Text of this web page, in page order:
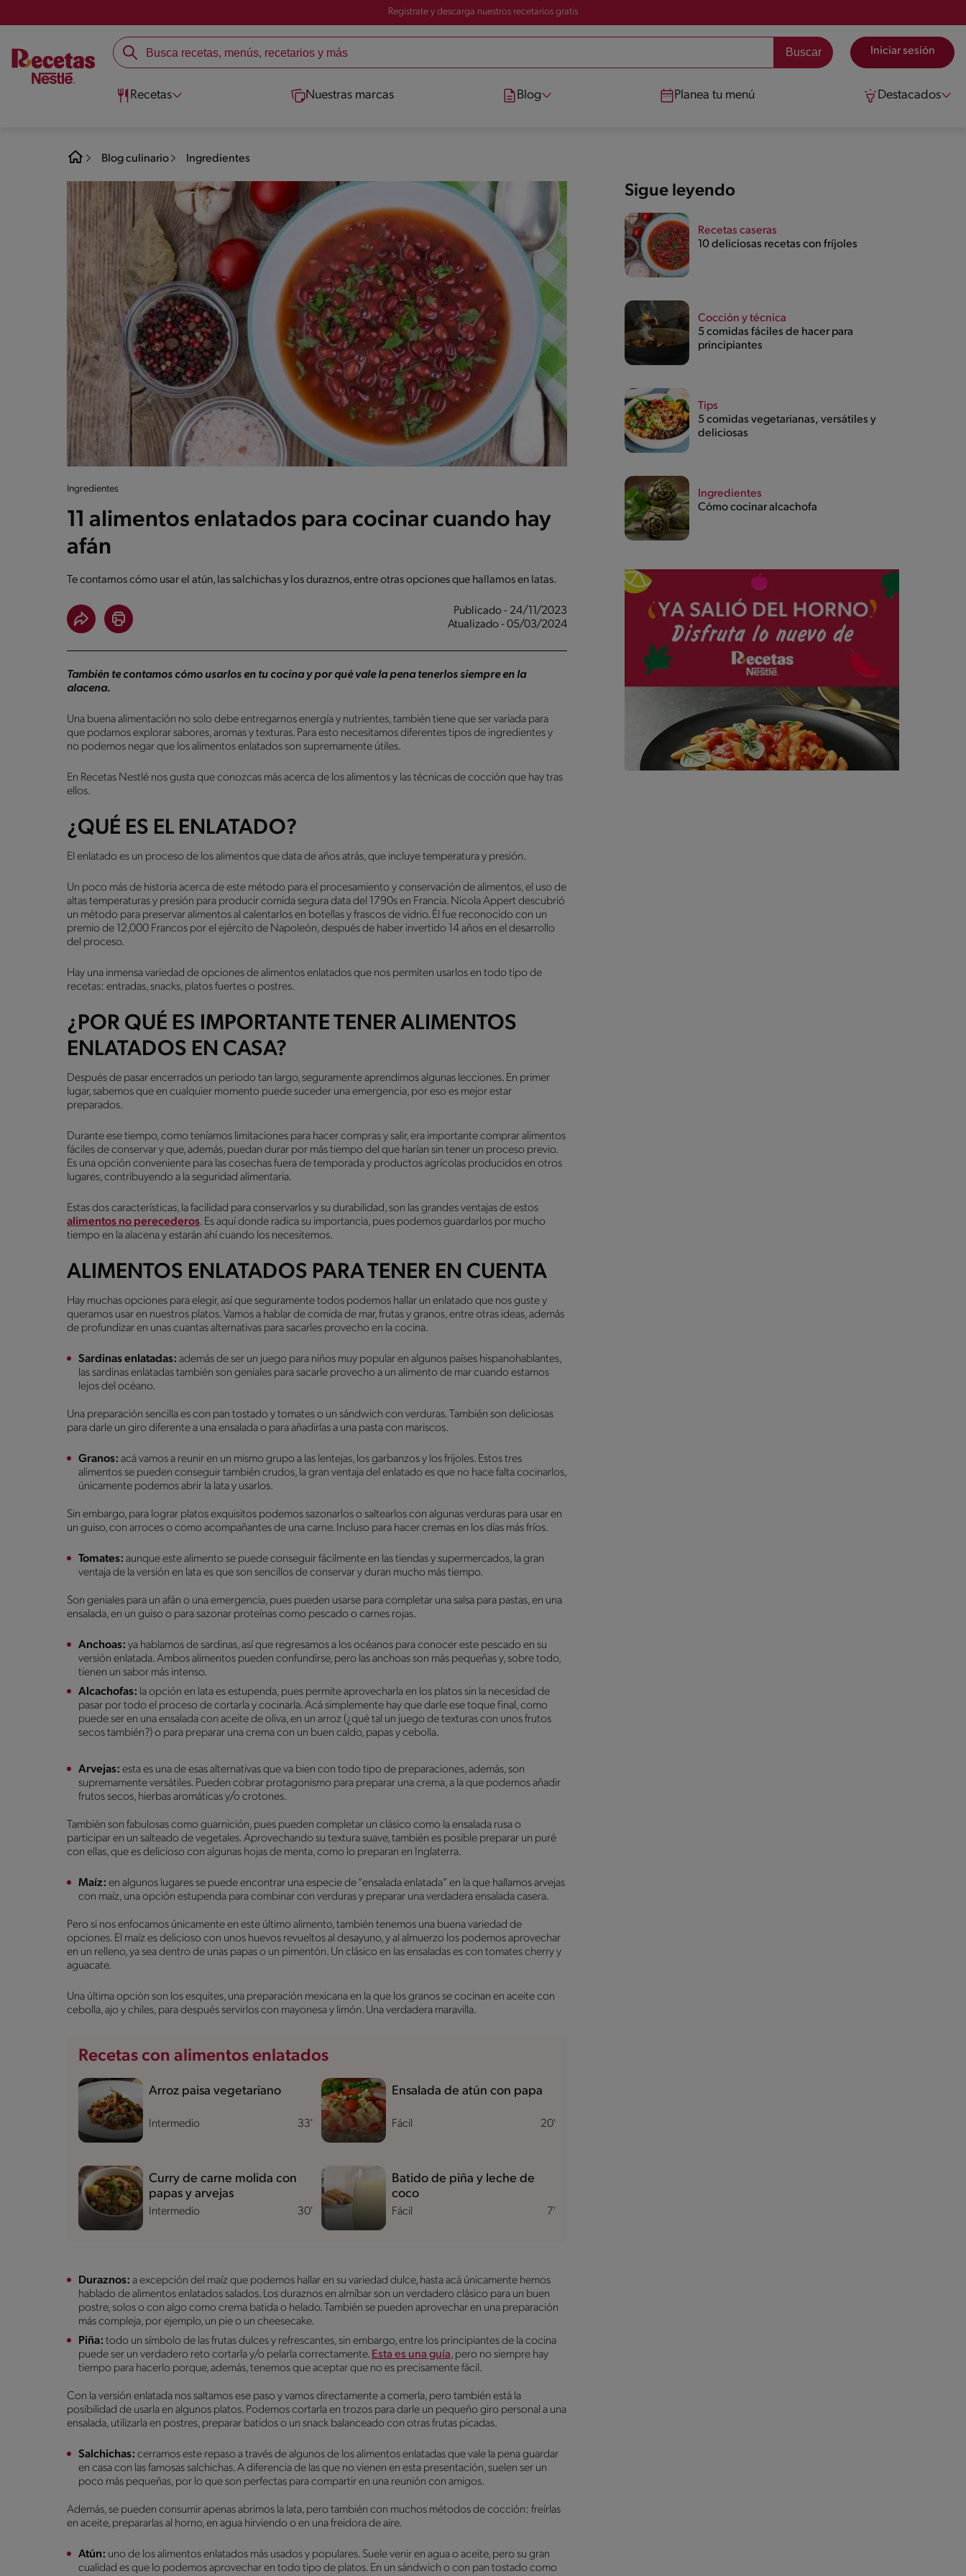
Registrate y descarga nuestros recetarios gratis
Iniciar sesión
Recetas Nuestras marcas Blog Planea tu menú Destacados
Blog culinario Ingredientes
Ingredientes
11 alimentos enlatados para cocinar cuando hay
afán
Te contamos cómo usar el atún, las salchichas y los duraznos, entre otras opciones que hallamos en latas.
Publicado - 24/11/2023
Atualizado - 05/03/2024
También te contamos cómo usarlos en tu cocina y por qué vale la pena tenerlos siempre en la
alacena.
Una buena alimentación no solo debe entregarnos energía y nutrientes, también tiene que ser variada para
que podamos explorar sabores, aromas y texturas. Para esto necesitamos diferentes tipos de ingredientes y
no podemos negar que los alimentos enlatados son supremamente útiles.
En Recetas Nestlé nos gusta que conozcas más acerca de los alimentos y las técnicas de cocción que hay tras
ellos.
¿QUÉ ES EL ENLATADO?
El enlatado es un proceso de los alimentos que data de años atrás, que incluye temperatura y presión.
Un poco más de historia acerca de este método para el procesamiento y conservación de alimentos, el uso de
altas temperaturas y presión para producir comida segura data del 1790s en Francia. Nicola Appert descubrió
un método para preservar alimentos al calentarlos en botellas y frascos de vidrio. Él fue reconocido con un
premio de 12,000 Francos por el ejército de Napoleón, después de haber invertido 14 años en el desarrollo
del proceso.
Hay una inmensa variedad de opciones de alimentos enlatados que nos permiten usarlos en todo tipo de
recetas: entradas, snacks, platos fuertes o postres.
¿POR QUÉ ES IMPORTANTE TENER ALIMENTOS
ENLATADOS EN CASA?
Después de pasar encerrados un periodo tan largo, seguramente aprendimos algunas lecciones. En primer
lugar, sabemos que en cualquier momento puede suceder una emergencia, por eso es mejor estar
preparados.
Durante ese tiempo, como teníamos limitaciones para hacer compras y salir, era importante comprar alimentos
fáciles de conservar y que, además, puedan durar por más tiempo del que harían sin tener un proceso previo.
Es una opción conveniente para las cosechas fuera de temporada y productos agrícolas producidos en otros
lugares, contribuyendo a la seguridad alimentaria.
Estas dos características, la facilidad para conservarlos y su durabilidad, son las grandes ventajas de estos
alimentos no perecederos. Es aquí donde radica su importancia, pues podemos guardarlos por mucho
tiempo en la alacena y estarán ahí cuando los necesitemos.
ALIMENTOS ENLATADOS PARA TENER EN CUENTA
Hay muchas opciones para elegir, así que seguramente todos podemos hallar un enlatado que nos guste y
queramos usar en nuestros platos. Vamos a hablar de comida de mar, frutas y granos, entre otras ideas, además
de profundizar en unas cuantas alternativas para sacarles provecho en la cocina.
Sardinas enlatadas: además de ser un juego para niños muy popular en algunos países hispanohablantes,
las sardinas enlatadas también son geniales para sacarle provecho a un alimento de mar cuando estamos
lejos del océano.
Una preparación sencilla es con pan tostado y tomates o un sándwich con verduras. También son deliciosas
para darle un giro diferente a una ensalada o para añadirlas a una pasta con mariscos.
Granos: acá vamos a reunir en un mismo grupo a las lentejas, los garbanzos y los frijoles. Estos tres
alimentos se pueden conseguir también crudos, la gran ventaja del enlatado es que no hace falta cocinarlos,
únicamente podemos abrir la lata y usarlos.
Sin embargo, para lograr platos exquisitos podemos sazonarlos o saltearlos con algunas verduras para usar en
un guiso, con arroces o como acompañantes de una carne. Incluso para hacer cremas en los días más fríos.
Tomates: aunque este alimento se puede conseguir fácilmente en las tiendas y supermercados, la gran
ventaja de la versión en lata es que son sencillos de conservar y duran mucho más tiempo.
Son geniales para un afán o una emergencia, pues pueden usarse para completar una salsa para pastas, en una
ensalada, en un guiso o para sazonar proteínas como pescado o carnes rojas.
Anchoas: ya hablamos de sardinas, así que regresamos a los océanos para conocer este pescado en su
versión enlatada. Ambos alimentos pueden confundirse, pero las anchoas son más pequeñas y, sobre todo,
tienen un sabor más intenso.
Alcachofas: la opción en lata es estupenda, pues permite aprovecharla en los platos sin la necesidad de
pasar por todo el proceso de cortarla y cocinarla. Acá simplemente hay que darle ese toque final, como
puede ser en una ensalada con aceite de oliva, en un arroz (¿qué tal un juego de texturas con unos frutos
secos también?) o para preparar una crema con un buen caldo, papas y cebolla.
Arvejas: esta es una de esas alternativas que va bien con todo tipo de preparaciones, además, son
supremamente versátiles. Pueden cobrar protagonismo para preparar una crema, a la que podemos añadir
frutos secos, hierbas aromáticas y/o crotones.
También son fabulosas como guarnición, pues pueden completar un clásico como la ensalada rusa o
participar en un salteado de vegetales. Aprovechando su textura suave, también es posible preparar un puré
con ellas, que es delicioso con algunas hojas de menta, como lo preparan en Inglaterra.
Maíz: en algunos lugares se puede encontrar una especie de “ensalada enlatada” en la que hallamos arvejas
con maíz, una opción estupenda para combinar con verduras y preparar una verdadera ensalada casera.
Pero si nos enfocamos únicamente en este último alimento, también tenemos una buena variedad de
opciones. El maíz es delicioso con unos huevos revueltos al desayuno, y al almuerzo los podemos aprovechar
en un relleno, ya sea dentro de unas papas o un pimentón. Un clásico en las ensaladas es con tomates cherry y
aguacate.
Una última opción son los esquites, una preparación mexicana en la que los granos se cocinan en aceite con
cebolla, ajo y chiles, para después servirlos con mayonesa y limón. Una verdadera maravilla.
Recetas con alimentos enlatados
Intermedio 33'
Arroz paisa vegetariano
Fácil 20'
Ensalada de atún con papa
Intermedio 30'
Curry de carne molida con
papas y arvejas
Fácil 7'
Batido de piña y leche de
coco
Duraznos: a excepción del maíz que podemos hallar en su variedad dulce, hasta acá únicamente hemos
hablado de alimentos enlatados salados. Los duraznos en almíbar son un verdadero clásico para un buen
postre, solos o con algo como crema batida o helado. También se pueden aprovechar en una preparación
más compleja, por ejemplo, un pie o un cheesecake.
Piña: todo un símbolo de las frutas dulces y refrescantes, sin embargo, entre los principiantes de la cocina
puede ser un verdadero reto cortarla y/o pelarla correctamente. Esta es una guía, pero no siempre hay
tiempo para hacerlo porque, además, tenemos que aceptar que no es precisamente fácil.
Con la versión enlatada nos saltamos ese paso y vamos directamente a comerla, pero también está la
posibilidad de usarla en algunos platos. Podemos cortarla en trozos para darle un pequeño giro personal a una
ensalada, utilizarla en postres, preparar batidos o un snack balanceado con otras frutas picadas.
Salchichas: cerramos este repaso a través de algunos de los alimentos enlatadas que vale la pena guardar
en casa con las famosas salchichas. A diferencia de las que no vienen en esta presentación, suelen ser un
poco más pequeñas, por lo que son perfectas para compartir en una reunión con amigos.
Además, se pueden consumir apenas abrimos la lata, pero también con muchos métodos de cocción: freírlas
en aceite, prepararlas al horno, en agua hirviendo o en una freidora de aire.
Atún: uno de los alimentos enlatados más usados y populares. Suele venir en agua o aceite, pero su gran
cualidad es que lo podemos aprovechar en todo tipo de platos. En un sándwich o con pan tostado como
Sigue leyendo
Recetas caseras
10 deliciosas recetas con fríjoles
Cocción y técnica
5 comidas fáciles de hacer para
principiantes
Tips
5 comidas vegetarianas, versátiles y
deliciosas
Ingredientes
Cómo cocinar alcachofa